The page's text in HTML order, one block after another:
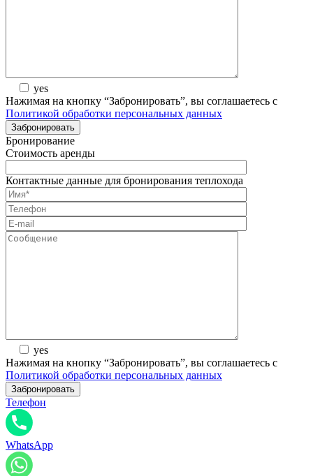
yes
Нажимая на кнопку “Забронировать”, вы соглашаетесь с
Политикой обработки персональных данных
Бронирование
Стоимость аренды
Контактные данные для бронирования теплохода
yes
Нажимая на кнопку “Забронировать”, вы соглашаетесь с
Политикой обработки персональных данных
Телефон
WhatsApp